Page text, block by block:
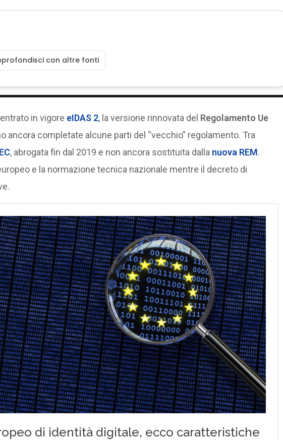
con altre fonti
in vigore eIDAS 2, la versione rinnovata del Regolamento Ue
ancora completate alcune parti del “vecchio” regolamento. Tra
, abrogata fin dal 2019 e non ancora sostituita dalla nuova REM.
e la normazione tecnica nazionale mentre il decreto di